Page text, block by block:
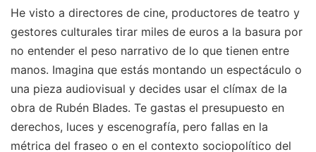
He visto a directores de cine, productores de teatro y
gestores culturales tirar miles de euros a la basura por
no entender el peso narrativo de lo que tienen entre
manos. Imagina que estás montando un espectáculo o
una pieza audiovisual y decides usar el clímax de la
obra de Rubén Blades. Te gastas el presupuesto en
derechos, luces y escenografía, pero fallas en la
métrica del fraseo o en el contexto sociopolítico del